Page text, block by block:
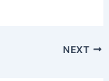
NEXT